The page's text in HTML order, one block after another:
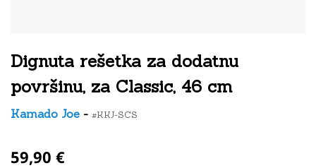
Dignuta rešetka za dodatnu
površinu, za Classic, 46 cm
Kamado Joe - #KKJ-SCS
59,90 €